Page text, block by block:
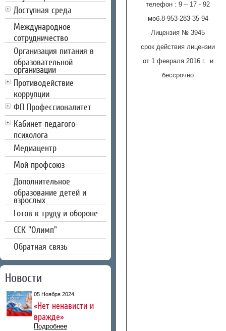
Доступная среда
Международное
сотрудничество
Организация питания в
образовательной
организации
Противодействие
коррупции
ФП Профессионалитет
Кабинет педагого-
психолога
Медиацентр
Мой профсоюз
Дополнительное
образование детей и
взрослых
Готов к труду и обороне
CCК "Олимп"
Обратная связь
Новости
05 Ноября 2024
«Нет ненависти и
вражде»
Подробнее
телефон : 9 – 17 - 92
моб.8-953-283-35-94
Лицензия № 3945
срок действия лицензии
от 1 февраля 2016 г. и
бессрочно